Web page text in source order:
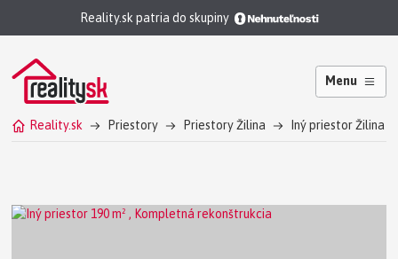
Reality.sk patria do skupiny
Menu
Reality.sk Priestory Priestory Žilina Iný priestor Žilina